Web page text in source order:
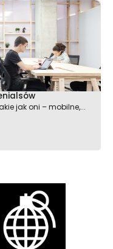
jak oni – mobilne,...